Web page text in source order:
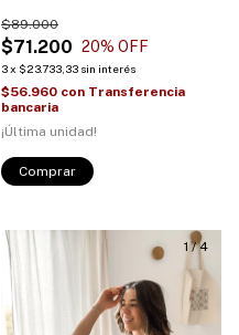
$71.200
$89.000
20% OFF
3x $23.733,33 sin interés
$56.960 con Transferencia
bancaria
¡Última unidad!
Comprar
1 /4